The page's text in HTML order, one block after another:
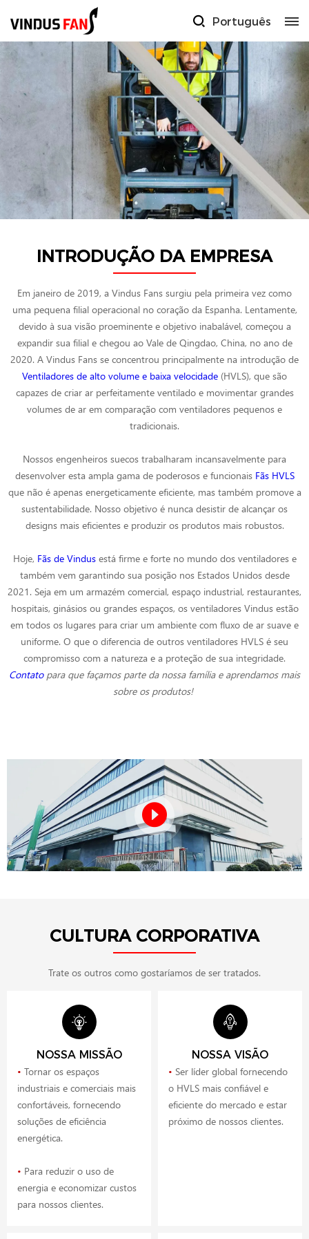
Português
INTRODUÇÃO DA EMPRESA
Em janeiro de 2019, a Vindus Fans surgiu pela primeira vez como
uma pequena filial operacional no coração da Espanha. Lentamente,
devido à sua visão proeminente e objetivo inabalável, começou a
expandir sua filial e chegou ao Vale de Qingdao, China, no ano de
2020. A Vindus Fans se concentrou principalmente na introdução de
Ventiladores de alto volume e baixa velocidade (HVLS), que são
capazes de criar ar perfeitamente ventilado e movimentar grandes
volumes de ar em comparação com ventiladores pequenos e
tradicionais.
Nossos engenheiros suecos trabalharam incansavelmente para
desenvolver esta ampla gama de poderosos e funcionais Fãs HVLS
que não é apenas energeticamente eficiente, mas também promove a
sustentabilidade. Nosso objetivo é nunca desistir de alcançar os
designs mais eficientes e produzir os produtos mais robustos.
Hoje, Fãs de Vindusestá firme e forte no mundo dos ventiladores e
também vem garantindo sua posição nos Estados Unidos desde
2021. Seja em um armazém comercial, espaço industrial, restaurantes,
hospitais, ginásios ou grandes espaços, os ventiladores Vindus estão
em todos os lugares para criar um ambiente com fluxo de ar suave e
uniforme. O que o diferencia de outros ventiladores HVLS é seu
compromisso com a natureza e a proteção de sua integridade.
Contatopara que façamos parte da nossa família e aprendamos mais
sobre os produtos!
CULTURA CORPORATIVA
Trate os outros como gostaríamos de ser tratados.
NOSSA MISSÃO
• Tornar os espaços
industriais e comerciais mais
confortáveis, fornecendo
soluções de eficiência
energética.
• Para reduzir o uso de
energia e economizar custos
para nossos clientes.
NOSSA VISÃO
• Ser líder global fornecendo
o HVLS mais confiável e
eficiente do mercado e estar
próximo de nossos clientes.